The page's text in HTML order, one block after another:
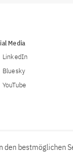
Media
LinkedIn
Bluesky
YouTube
den bestmöglichen